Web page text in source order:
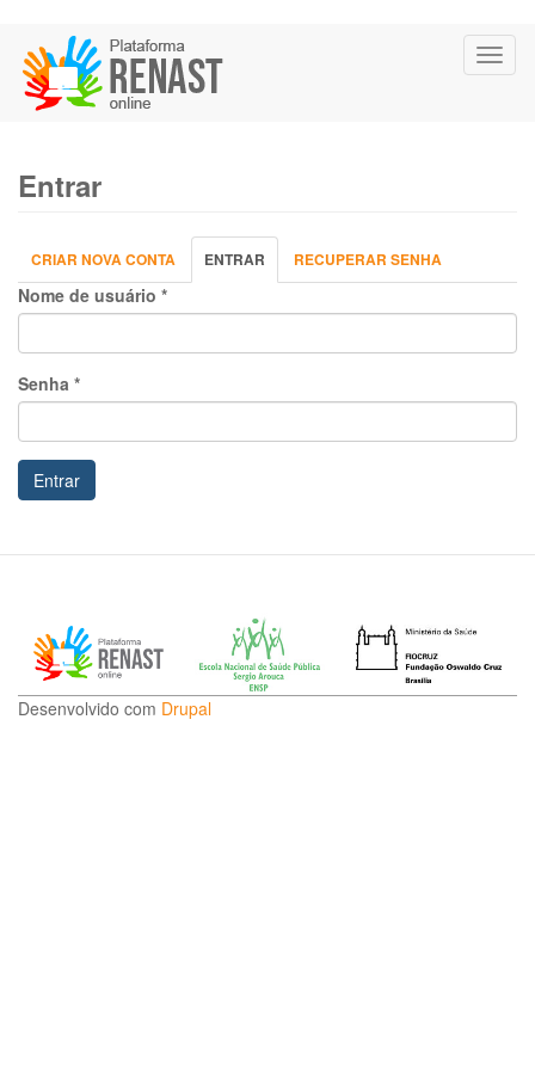
para
conteúdo
Entrar
Abas
primárias
CRIAR NOVA CONTA ENTRAR (ABA
ATIVA)
RECUPERAR SENHA
Nome de usuário *
Senha *
Entrar
Desenvolvido com Drupal